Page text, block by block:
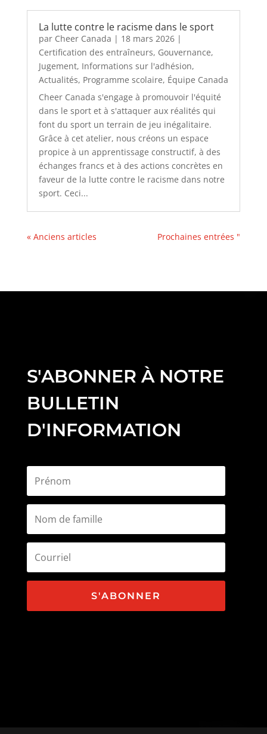
La lutte contre le racisme dans le sport
par Cheer Canada | 18 mars 2026|
Certification des entraîneurs, Gouvernance,
Jugement, Informations sur l'adhésion,
Actualités, Programme scolaire, Équipe Canada
Cheer Canada s'engage à promouvoir l'équité
dans le sport et à s'attaquer aux réalités qui
font du sport un terrain de jeu inégalitaire.
Grâce à cet atelier, nous créons un espace
propice à un apprentissage constructif, à des
échanges francs et à des actions concrètes en
faveur de la lutte contre le racisme dans notre
sport. Ceci...
« Anciens articles Prochaines entrées "
S'ABONNER À NOTRE
BULLETIN
D'INFORMATION
S'ABONNER